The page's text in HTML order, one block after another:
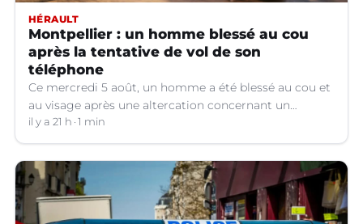
HÉRAULT
Montpellier : un homme blessé au cou
après la tentative de vol de son
téléphone
Ce mercredi 5 août, un homme a été blessé au cou et
au visage après une altercation concernant un
téléphone portable à Montpellier (Hérault).
il y a 21 h 1 min